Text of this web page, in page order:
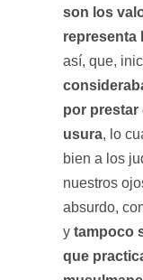
son los
representa
así, que,
por
usura, lo
bien a los
nuestros
absurdo,
y tampoco
que